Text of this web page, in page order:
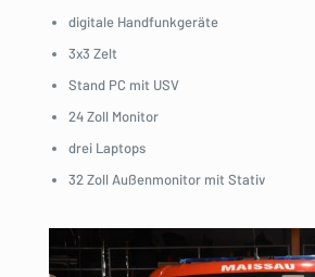
digitale Handfunkgeräte
3x3 Zelt
Stand PC mit USV
24 Zoll Monitor
drei Laptops
32 Zoll Außenmonitor mit Stativ